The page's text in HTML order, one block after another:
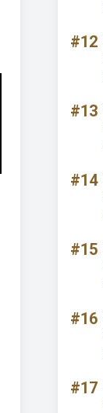
#12
#13
#14
#15
#16
#17